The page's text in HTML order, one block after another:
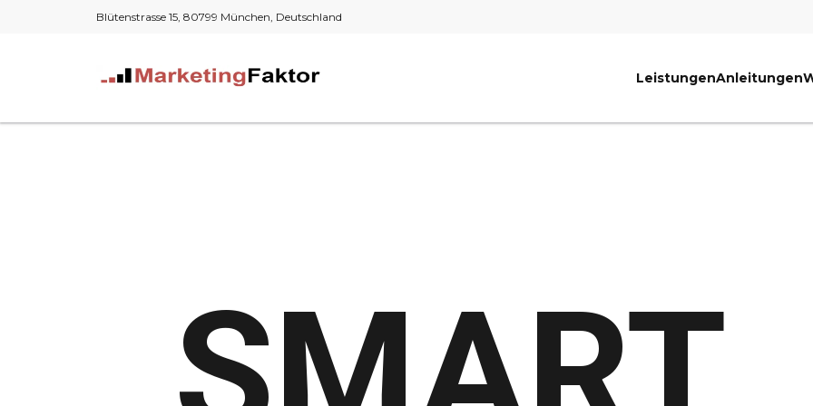
Blütenstrasse 15, 80799 München, Deutschland
LeistungenAnleitungen